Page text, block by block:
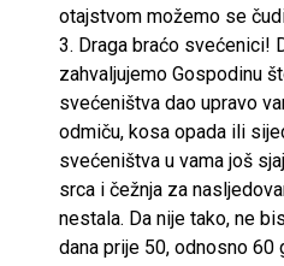
otajstvom možemo se
3. Draga braćo svećenici!
zahvaljujemo Gospodinu
svećeništva dao upravo
odmiču, kosa opada ili
svećeništva u vama još
srca i čežnja za
nestala. Da nije tako, ne
dana prije 50, odnosno 60